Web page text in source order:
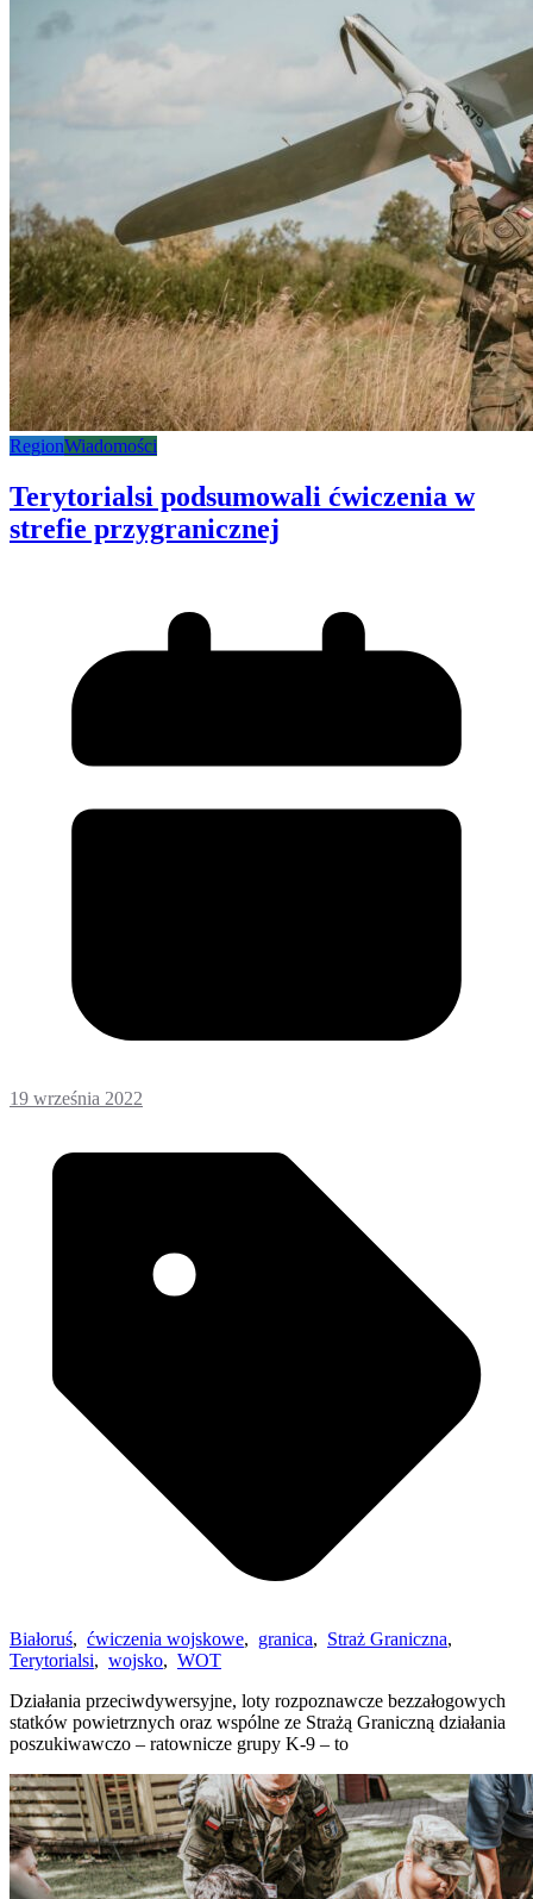
RegionWiadomości
Terytorialsi podsumowali ćwiczenia w
strefie przygranicznej
19 września 2022
Białoruś, ćwiczenia wojskowe, granica, Straż Graniczna,
Terytorialsi, wojsko, WOT
Działania przeciwdywersyjne, loty rozpoznawcze bezzałogowych
statków powietrznych oraz wspólne ze Strażą Graniczną działania
poszukiwawczo – ratownicze grupy K-9 – to